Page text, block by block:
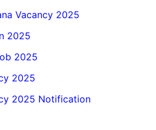
Vacancy 2025
2025
2025
2025
2025 Notification